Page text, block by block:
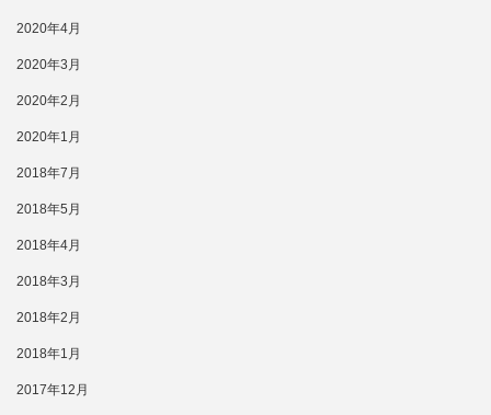
2020年4月
2020年3月
2020年2月
2020年1月
2018年7月
2018年5月
2018年4月
2018年3月
2018年2月
2018年1月
2017年12月